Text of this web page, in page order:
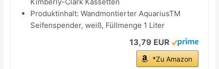
Produktinhalt: Wandmontierter AquariusTM
Seifenspender, weiß, Füllmenge 1 Liter
13,79 EUR
*Zu Amazon